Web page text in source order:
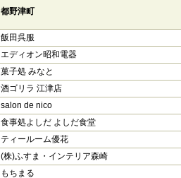
都野津町
飯田呉服
エディオン昭和電器
菓子処 みなと
酒ゴリラ 江津店
salon de nico
食事処よしだ よしだ食堂
ティールーム優花
(株)ふすま・インテリア森崎
もちまる